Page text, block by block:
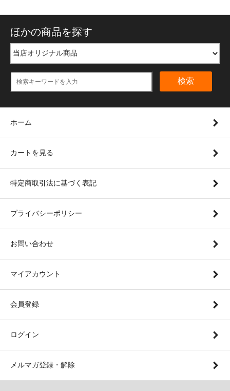
ほかの商品を探す
検索
ホーム
カートを見る
特定商取引法に基づく表記
プライバシーポリシー
お問い合わせ
マイアカウント
会員登録
ログイン
メルマガ登録・解除